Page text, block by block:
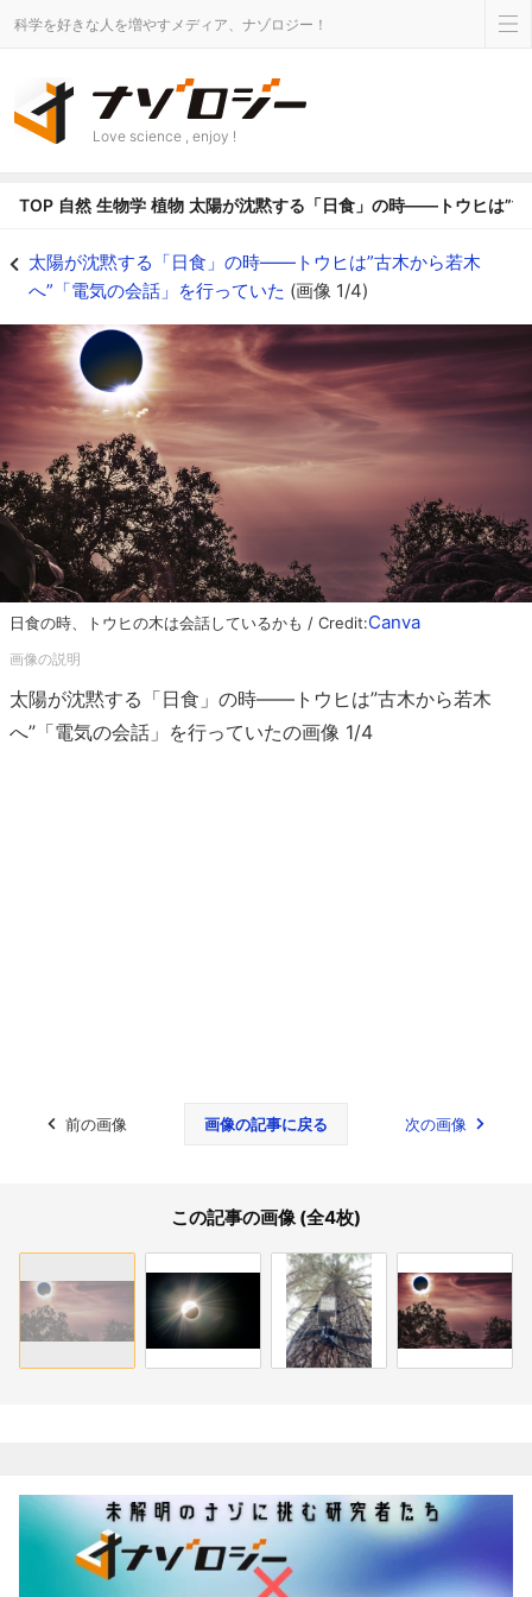
科学を好きな人を増やすメディア、ナゾロジー！
Love science , enjoy !
TOP 自然 生物学 植物 太陽が沈黙する「日食」の時――トウヒは”
太陽が沈黙する「日食」の時――トウヒは”古木から若木
へ”「電気の会話」を行っていた (画像 1/4)
日食の時、トウヒの木は会話しているかも / Credit:Canva
太陽が沈黙する「日食」の時――トウヒは”古木から若木
へ”「電気の会話」を行っていたの画像 1/4
前の画像 画像の記事に戻る 次の画像
この記事の画像 (全4枚)